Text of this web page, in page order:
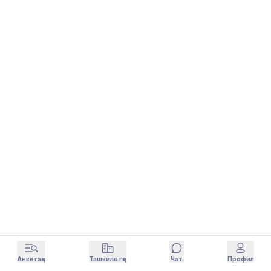
Анкетаҳо Ташкилотҳо Чат Профил